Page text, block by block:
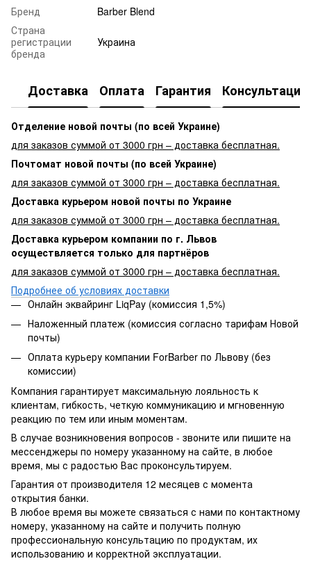
Бренд
Barber Blend
Страна
регистрации
бренда
Украина
Доставка Оплата Гарантия Консультация
Отделение новой почты (по всей Украине)
для заказов суммой от 3000 грн – доставка бесплатная.
Почтомат новой почты (по всей Украине)
для заказов суммой от 3000 грн – доставка бесплатная.
Доставка курьером новой почты по Украине
для заказов суммой от 3000 грн – доставка бесплатная.
Доставка курьером компании по г. Львов
осуществляется только для партнёров
для заказов суммой от 3000 грн – доставка бесплатная.
Подробнее об условиях доставки
Онлайн эквайринг LiqPay (комиссия 1,5%)
Наложенный платеж (комиссия согласно тарифам Новой
почты)
Оплата курьеру компании ForBarber по Львову (без
комиссии)
Компания гарантирует максимальную лояльность к
клиентам, гибкость, четкую коммуникацию и мгновенную
реакцию по тем или иным моментам.
В случае возникновения вопросов - звоните или пишите на
мессенджеры по номеру указанному на сайте, в любое
время, мы с радостью Вас проконсультируем.
Гарантия от производителя 12 месяцев с момента
открытия банки.
В любое время вы можете связаться с нами по контактному
номеру, указанному на сайте и получить полную
профессиональную консультацию по продуктам, их
использованию и корректной эксплуатации.